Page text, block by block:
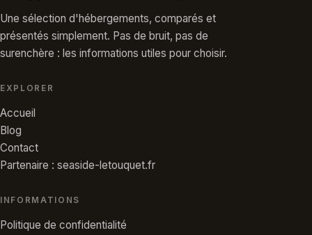
Une sélection d'hébergements, comparés et
présentés simplement. Pas de bruit, pas de
surenchère : les informations utiles pour choisir.
EXPLORER
Accueil
Blog
Contact
Partenaire : seaside-letouquet.fr
INFORMATIONS
Politique de confidentialité